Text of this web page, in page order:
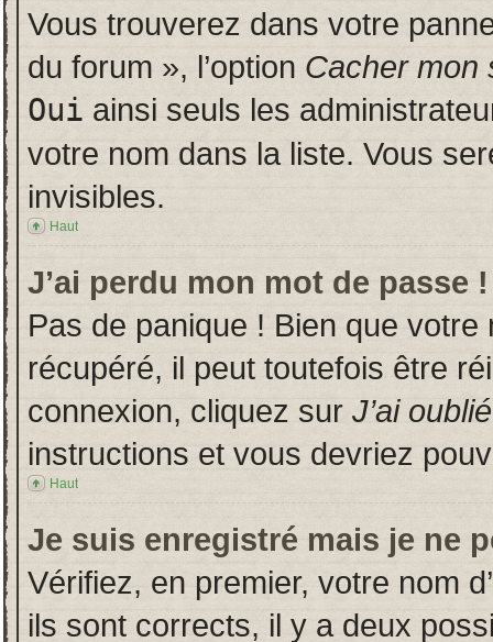
Vous trouverez dans votre
du forum », l’option Cacher mon
Oui ainsi seuls les
votre nom dans la liste. Vous
invisibles.
Haut
J’ai perdu mon mot de passe !
Pas de panique ! Bien que
récupéré, il peut toutefois être
connexion, cliquez sur J’ai
instructions et vous devriez
Haut
Je suis enregistré mais je ne
Vérifiez, en premier, votre nom
ils sont corrects, il y a deux